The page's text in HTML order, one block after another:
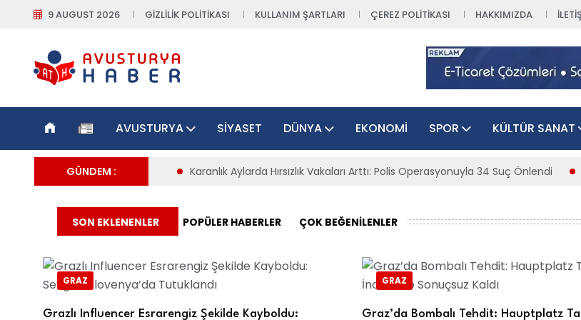
9 AUGUST 2026 GIZLILIK POLITIKASI KULLANIM ŞARTLARI ÇEREZ POLITIKASI HAKKIMIZDA
AVUSTURYA SIYASET DÜNYA EKONOMI SPOR KÜLTÜR SANAT
GÜNDEM :
Karanlık Aylarda Hırsızlık Vakaları Arttı: Polis Operasyonuyla 34 Suç Önlendi ÖBB’de Bilet Skandalı:
GrazSON EKLENENLER POPÜLER HABERLER ÇOK BEĞENILENLER
GRAZ
Grazlı Influencer Esrarengiz Şekilde Kayboldu:
GRAZ
Graz’da Bombalı Tehdit: Hauptplatz